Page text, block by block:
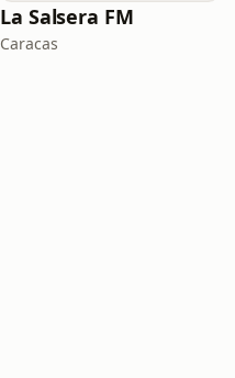
La Salsera FM
Caracas